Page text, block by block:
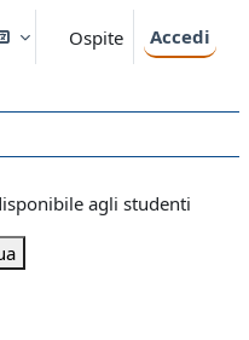
Ospite Accedi
agli studenti